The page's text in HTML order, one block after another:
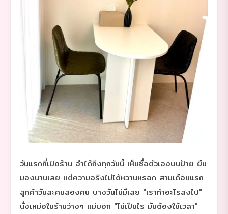
วันแรกที่เปิดร้าน จำได้ถึงทุกวันนี้ เห็นชื่อตัวเองบนป้าย ยืน
มองนานเลย แต่ความจริงไม่ได้หวานหรอก สามเดือนแรก
ลูกค้าวันละคนสองคน บางวันไม่มีเลย "เราทำอะไรลงไป"
นั่งเหม่อในร้านว่างๆ แม่บอก "ไม่เป็นไร มันต้องใช้เวลา"